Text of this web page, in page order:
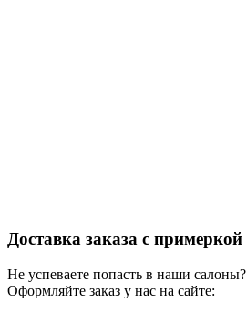
Доставка заказа с примеркой
Не успеваете попасть в наши салоны?
Оформляйте заказ у нас на сайте: